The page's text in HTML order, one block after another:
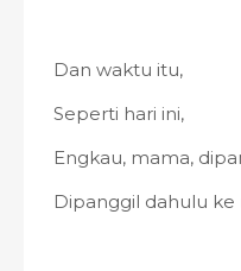
Dan waktu itu,
Seperti hari ini,
Engkau, mama,
Dipanggil dahulu ke